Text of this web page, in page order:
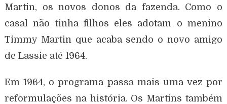
Martin, os novos donos da fazenda. Como o
casal não tinha filhos eles adotam o menino
Timmy Martin que acaba sendo o novo amigo
de Lassie até 1964.
Em 1964, o programa passa mais uma vez por
reformulações na história. Os Martins também